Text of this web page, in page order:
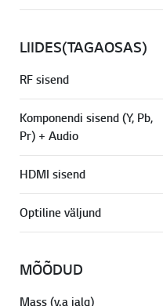
LIIDES(TAGAOSAS)
RF sisend
Komponendi sisend (Y, Pb,
Pr) + Audio
HDMI sisend
Optiline väljund
MÕÕDUD
Mass (v.a jalg)